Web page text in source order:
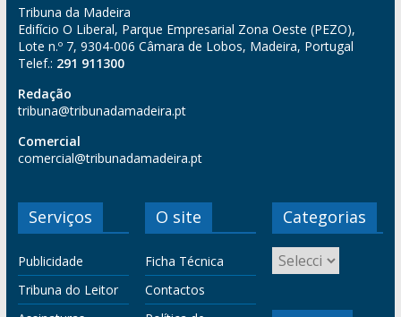
Tribuna da Madeira
Edifício O Liberal, Parque Empresarial Zona Oeste (PEZO),
Lote n.º 7, 9304-006 Câmara de Lobos, Madeira, Portugal
Telef.: 291 911300
Redação
tribuna@tribunadamadeira.pt
Comercial
comercial@tribunadamadeira.pt
Serviços
Publicidade
Tribuna do Leitor
O site
Ficha Técnica
Contactos
Categorias